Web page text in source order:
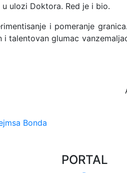
ulozi Doktora. Red je i bio.
i pomeranje
talentovan glumac
Bonda
PORTAL